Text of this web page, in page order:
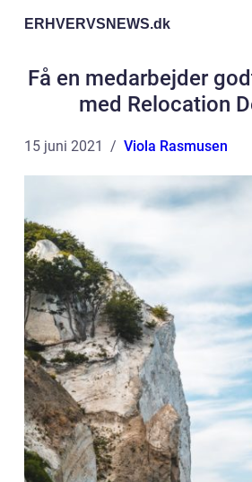
ERHVERVSNEWS.dk
Få en medarbejder
med Relocation
15 juni 2021 Viola Rasmusen